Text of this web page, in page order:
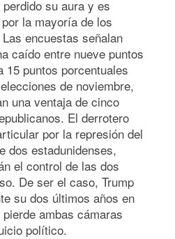
su aura y es
la mayoría de los
encuestas señalan
caído entre nueve puntos
15 puntos porcentuales
de noviembre,
una ventaja de cinco
El derrotero
por la represión del
dos estadunidenses,
el control de las dos
De ser el caso, Trump
su dos últimos años en
ambas cámaras
político.